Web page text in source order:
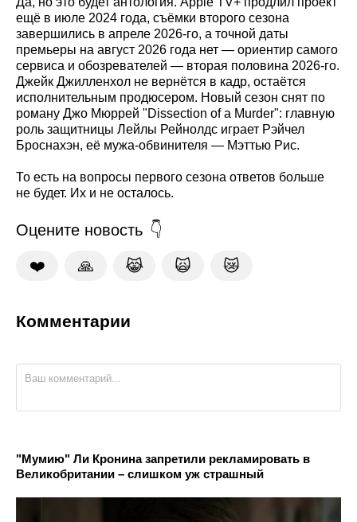
ещё в июле 2024 года, съёмки второго сезона
завершились в апреле 2026-го, а точной даты
премьеры на август 2026 года нет — ориентир самого
сервиса и обозревателей — вторая половина 2026-го.
Джейк Джилленхол не вернётся в кадр, остаётся
исполнительным продюсером. Новый сезон снят по
роману Джо Мюррей "Dissection of a Murder": главную
роль защитницы Лейлы Рейнолдс играет Рэйчел
Броснахэн, её мужа-обвинителя — Мэттью Рис.
То есть на вопросы первого сезона ответов больше
не будет. Их и не осталось.
Оцените новость
❤️ 🙏 😹 🙀 😿
Комментарии
"Мумию" Ли Кронина запретили рекламировать в
Великобритании – слишком уж страшный